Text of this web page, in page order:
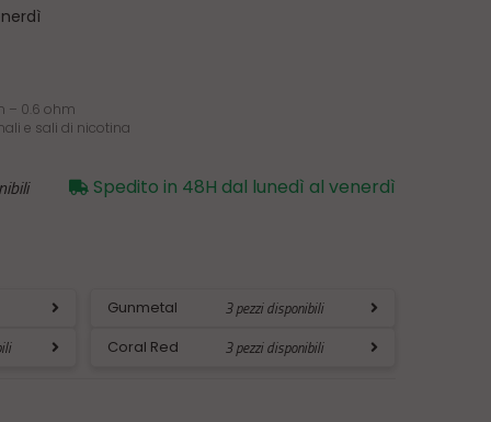
– 0.6 ohm
e sali di nicotina
Spedito in 48H dal lunedì al venerdì
Gunmetal
3 pezzi disponibili
Coral Red 3 pezzi disponibili